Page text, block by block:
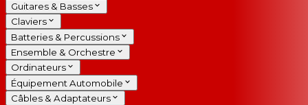
Guitares & Basses
Claviers
Batteries & Percussions
Ensemble & Orchestre
Ordinateurs
Équipement Automobile
Câbles & Adaptateurs